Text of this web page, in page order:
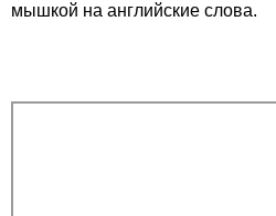
мышкой на английские слова.